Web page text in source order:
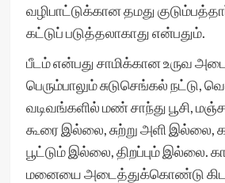
வழிபாட்டுக்கான தமது
கட்டுப் படுத்தலாகாது என்பதும்.
பீடம் என்பது சாமிக்கான உருவ
பெரும்பாலும் சுடுசெங்கல் நட்டு,
வடிவங்களில் மண் சாந்து பூசி,
கூரை இல்லை, சுற்று அளி இல்லை,
பூட்டும் இல்லை, திறப்பும் இல்லை.
மனையை அடைத்துக்கொண்டு